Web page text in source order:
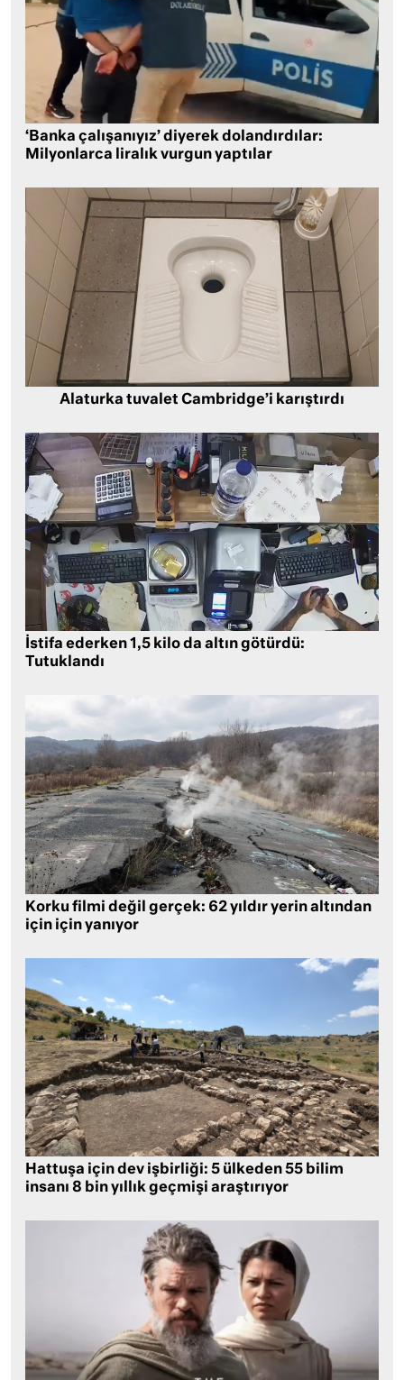
‘Banka çalışanıyız’ diyerek dolandırdılar:
Milyonlarca liralık vurgun yaptılar
Alaturka tuvalet Cambridge’i karıştırdı
İstifa ederken 1,5 kilo da altın götürdü:
Tutuklandı
Korku filmi değil gerçek: 62 yıldır yerin altından
için için yanıyor
Hattuşa için dev işbirliği: 5 ülkeden 55 bilim
insanı 8 bin yıllık geçmişi araştırıyor